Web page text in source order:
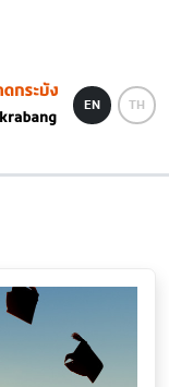
EN TH